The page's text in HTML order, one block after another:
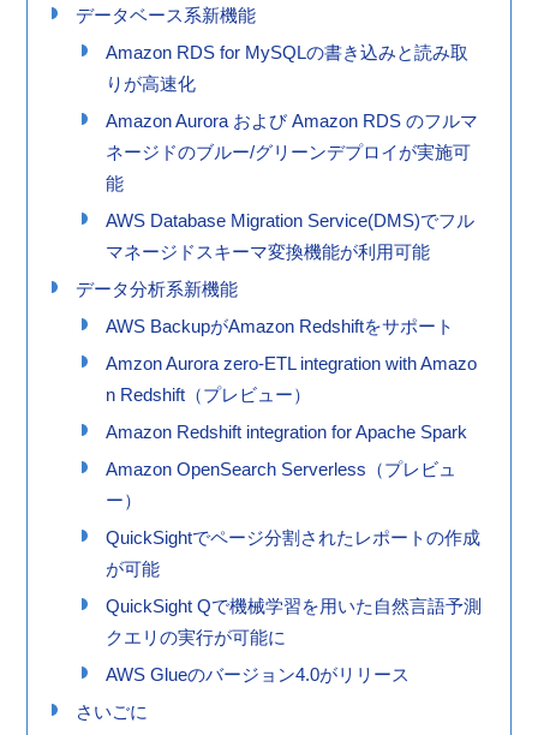
データベース系新機能
Amazon RDS for MySQLの書き込みと読み取
りが高速化
Amazon Aurora および Amazon RDS のフルマ
ネージドのブルー/グリーンデプロイが実施可
能
AWS Database Migration Service(DMS)でフル
マネージドスキーマ変換機能が利用可能
データ分析系新機能
AWS BackupがAmazon Redshiftをサポート
Amzon Aurora zero-ETL integration with Amazo
n Redshift（プレビュー）
Amazon Redshift integration for Apache Spark
Amazon OpenSearch Serverless（プレビュ
ー）
QuickSightでページ分割されたレポートの作成
が可能
QuickSight Qで機械学習を用いた自然言語予測
クエリの実行が可能に
AWS Glueのバージョン4.0がリリース
さいごに